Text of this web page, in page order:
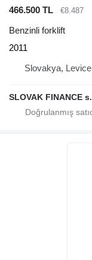
466.500 TL
€8.487
Benzinli forklift
2011
Slovakya, Levice
SLOVAK FINANCE